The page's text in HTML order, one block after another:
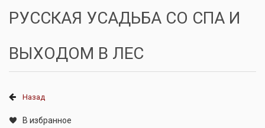
РУССКАЯ УСАДЬБА СО СПА И
ВЫХОДОМ В ЛЕС
Назад
В избранное